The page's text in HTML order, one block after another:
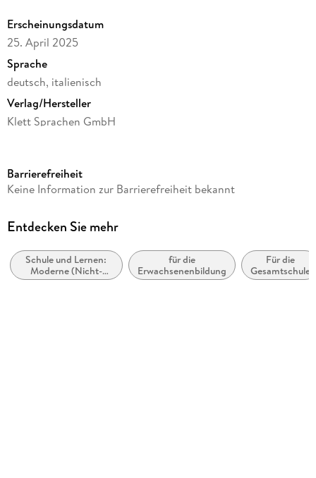
Erscheinungsdatum
25. April 2025
Sprache
deutsch, italienisch
Verlag/Hersteller
Klett Sprachen GmbH
Schulfach
Schulform
Hauptschule, Realschule, Sekundarschule (alle kombinierten
Haupt- und Realschularten)
Barrierefreiheit
Keine Information zur Barrierefreiheit bekannt
Entdecken Sie mehr
Schule und Lernen:
Moderne (Nicht-
Mutter- oder Zweit-)
für die
Erwachsenenbildung
Für die
Gesamtschule